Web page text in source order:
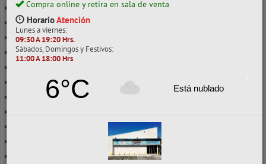
Compra online y retira en sala de venta
HorarioAtención
Lunes a viernes:
09:30 A 19:20 Hrs.
Sábados, Domingos y Festivos:
11:00 A 18:00 Hrs
6°C Está nublado
CUERDA PARA SALTAR
HULA HULA
JUEGOS APILABLES
JUEGOS DE APRENDIZAJE
JUEGOS DIDÁCTICOS
JUGUETES